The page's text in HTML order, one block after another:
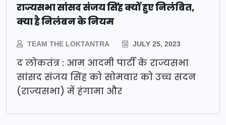
राज्यसभा सांसद संजय सिंह क्यों हुए निलंबित,
क्या है निलंबन के नियम
TEAM THE LOKTANTRA JULY 25, 2023
द लोकतंत्र : आम आदमी पार्टी के राज्यसभा
सांसद संजय सिंह को सोमवार को उच्च सदन
(राज्यसभा) में हंगामा और